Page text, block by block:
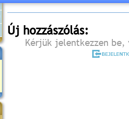
Új hozzászólás:
Kérjük jelentkezzen be,